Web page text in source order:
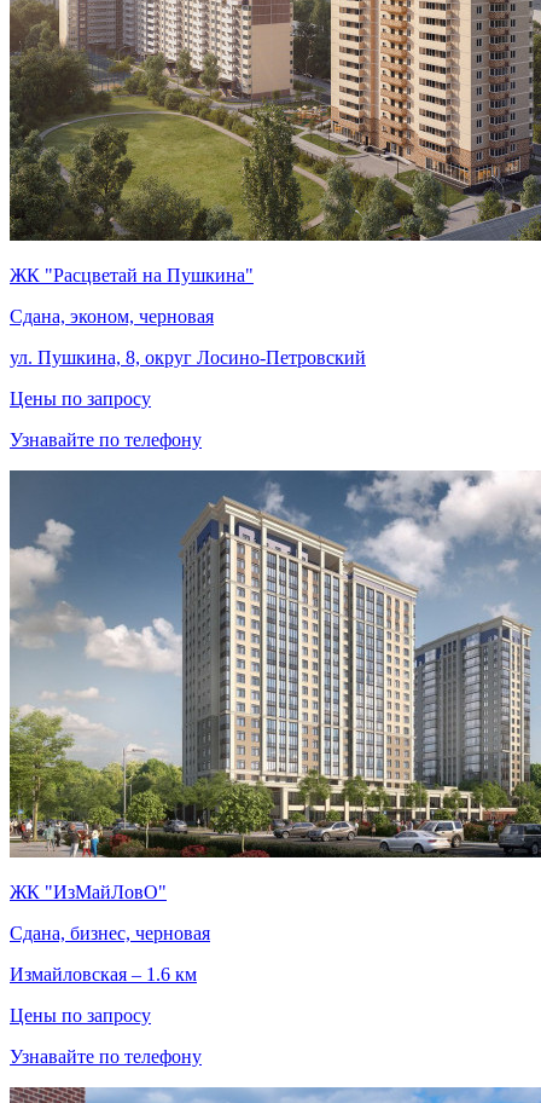
ЖК "Расцветай на Пушкина"
Сдана, эконом, черновая
ул. Пушкина, 8, округ Лосино-Петровский
Цены по запросу
Узнавайте по телефону
ЖК "ИзМайЛовО"
Сдана, бизнес, черновая
Измайловская – 1.6 км
Цены по запросу
Узнавайте по телефону